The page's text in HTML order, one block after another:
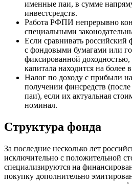
именные паи, в сумме
инвестсредств.
Работа РФПИ непрерывно
специальными
Если сравнивать
с фондовыми бумагами или
фиксированной
капитала находится на более
Налог по доходу с прибыли
получении финсредств
паи), если их актуальная
номинал.
Структура фонда
За последние несколько лет
исключительно с положительной
специализируются на
покупку дополнительно